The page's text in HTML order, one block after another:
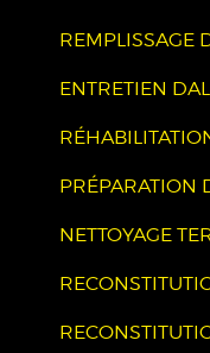
REMPLISSAGE
ENTRETIEN
PRÉPARATION
NETTOYAGE